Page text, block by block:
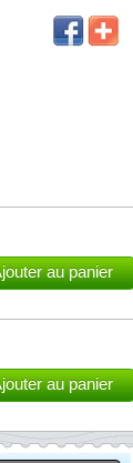
au panier
au panier